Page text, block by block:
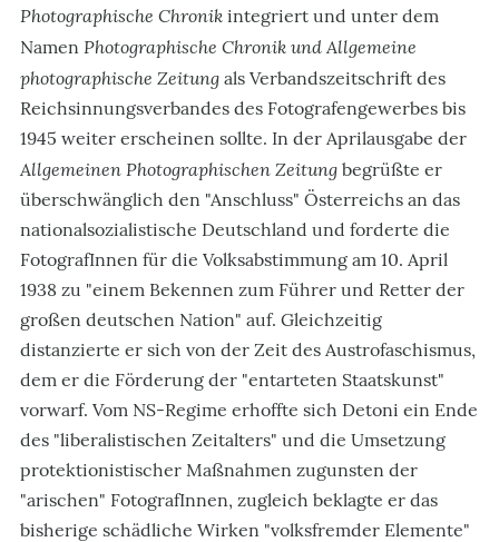
Photographische Chronik integriert und unter dem
Namen Photographische Chronik und Allgemeine
photographische Zeitung als Verbandszeitschrift des
Reichsinnungsverbandes des Fotografengewerbes bis
1945 weiter erscheinen sollte. In der Aprilausgabe der
Allgemeinen Photographischen Zeitung begrüßte er
überschwänglich den "Anschluss" Österreichs an das
nationalsozialistische Deutschland und forderte die
FotografInnen für die Volksabstimmung am 10. April
1938 zu "einem Bekennen zum Führer und Retter der
großen deutschen Nation" auf. Gleichzeitig
distanzierte er sich von der Zeit des Austrofaschismus,
dem er die Förderung der "entarteten Staatskunst"
vorwarf. Vom NS-Regime erhoffte sich Detoni ein Ende
des "liberalistischen Zeitalters" und die Umsetzung
protektionistischer Maßnahmen zugunsten der
"arischen" FotografInnen, zugleich beklagte er das
bisherige schädliche Wirken "volksfremder Elemente"